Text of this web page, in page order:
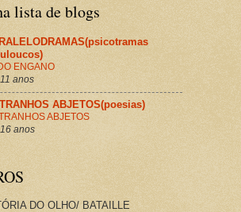
lista de blogs
ENGANO
anos
ABJETOS(poesias)
ABJETOS
anos
DO OLHO/ BATAILLE